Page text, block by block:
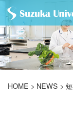
HOME > NEWS >